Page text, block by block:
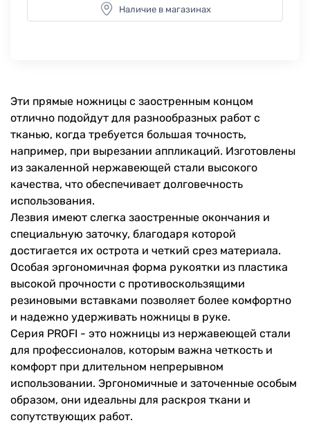
Наличие в магазинах
Эти прямые ножницы с заостренным концом
отлично подойдут для разнообразных работ с
тканью, когда требуется большая точность,
например, при вырезании аппликаций. Изготовлены
из закаленной нержавеющей стали высокого
качества, что обеспечивает долговечность
использования.
Лезвия имеют слегка заостренные окончания и
специальную заточку, благодаря которой
достигается их острота и четкий срез материала.
Особая эргономичная форма рукоятки из пластика
высокой прочности с противоскользящими
резиновыми вставками позволяет более комфортно
и надежно удерживать ножницы в руке.
Серия PROFI - это ножницы из нержавеющей стали
для профессионалов, которым важна четкость и
комфорт при длительном непрерывном
использовании. Эргономичные и заточенные особым
образом, они идеальны для раскроя ткани и
сопутствующих работ.